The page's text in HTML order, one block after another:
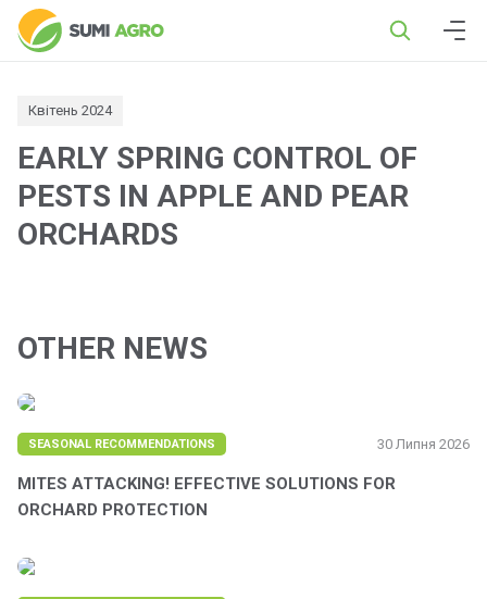
Квітень 2024
EARLY SPRING CONTROL OF
PESTS IN APPLE AND PEAR
ORCHARDS
OTHER NEWS
SEASONAL RECOMMENDATIONS 30 Липня 2026
MITES ATTACKING! EFFECTIVE SOLUTIONS FOR
ORCHARD PROTECTION